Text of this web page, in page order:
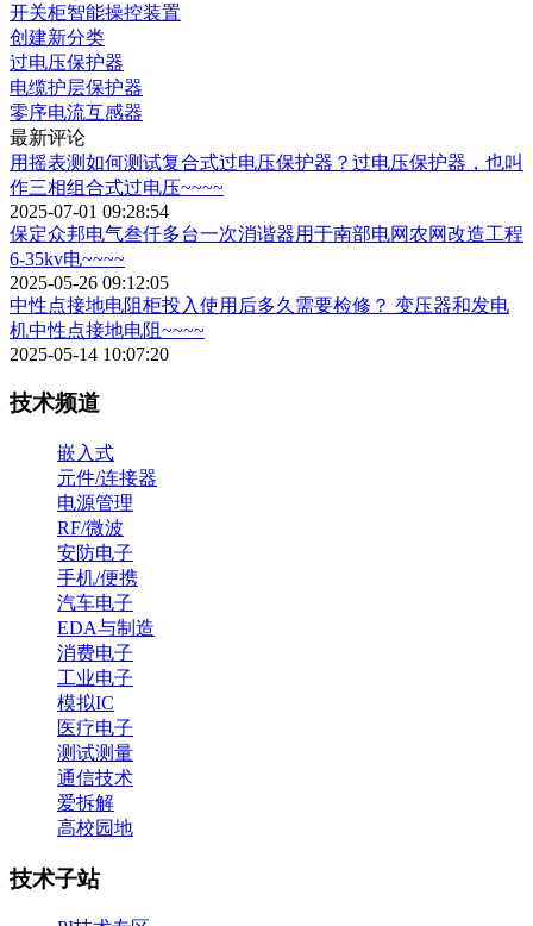
开关柜智能操控装置
创建新分类
过电压保护器
电缆护层保护器
零序电流互感器
最新评论
用摇表测如何测试复合式过电压保护器？过电压保护器，也叫
作三相组合式过电压~~~~
2025-07-01 09:28:54
保定众邦电气叁仟多台一次消谐器用于南部电网农网改造工程
6-35kv电~~~~
2025-05-26 09:12:05
中性点接地电阻柜投入使用后多久需要检修？ 变压器和发电
机中性点接地电阻~~~~
2025-05-14 10:07:20
技术频道
嵌入式
元件/连接器
电源管理
RF/微波
安防电子
手机/便携
汽车电子
EDA与制造
消费电子
工业电子
模拟IC
医疗电子
测试测量
通信技术
爱拆解
高校园地
技术子站